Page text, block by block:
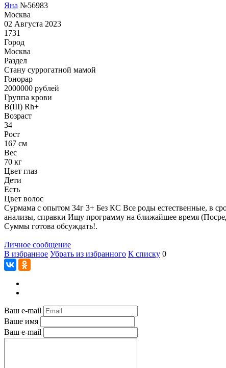
Яна №56983
Москва
02 Августа 2023
1731
Город
Москва
Раздел
Cтану суррогатной мамой
Гонoрар
2000000 рублей
Группа крови
B(III) Rh+
Возраст
34
Рост
167 см
Вес
70 кг
Цвет глаз
Дети
Есть
Цвет волос
Сурмама с опытом 34г 3+ Без КС Все роды естественные, в
анализы, справки Ищу программу на ближайшее время
Суммы готова обсуждать!.
Личное сообщение
В избранное Убрать из избранного К списку 0
Ваш e-mail
Ваше имя
Ваш e-mail